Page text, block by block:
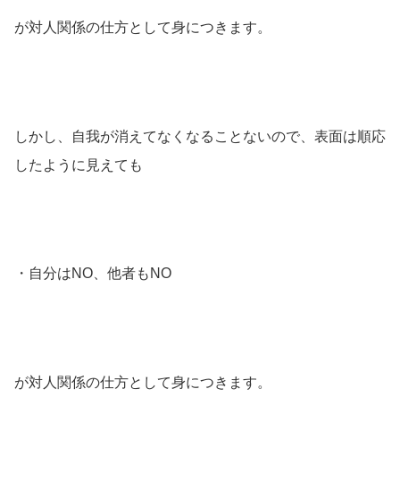
が対人関係の仕方として身につきます。
しかし、自我が消えてなくなることないので、表面は順応
したように見えても
・自分はNO、他者もNO
が対人関係の仕方として身につきます。